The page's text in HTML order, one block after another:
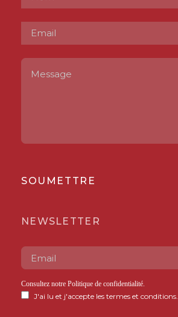
SOUMETTRE
NEWSLETTER
Consultez notre Politique de confidentialité.
J'ai lu et j'accepte les termes et conditions.